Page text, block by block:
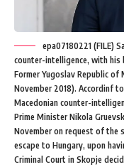
epa07180221 (FILE)
counter-intelligence, with his
Former Yugoslav Republic of
November 2018). Accordinf
Macedonian counter-
Prime Minister Nikola
November on request of the
escape to Hungary, upon
Criminal Court in Skopje